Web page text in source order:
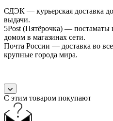
СДЭК — курьерская доставка
выдачи.
5Post (Пятёрочка) —
домом в магазинах сети.
Почта России — доставка во
крупные города мира.
С этим товаром покупают